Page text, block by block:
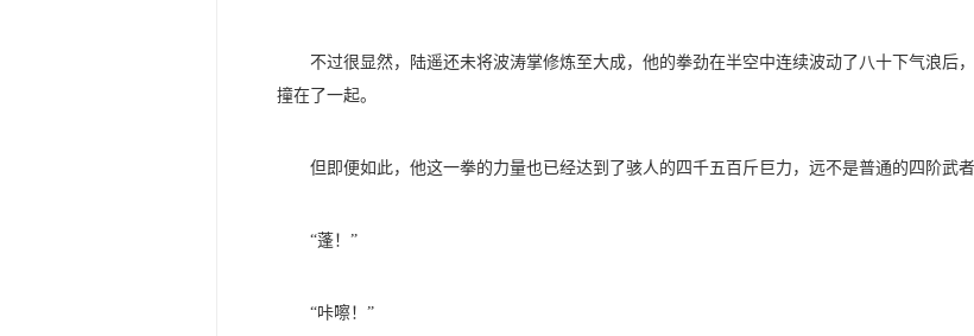
不过很显然，陆遥还未将波涛掌修炼至大成，他的拳劲在半空中连续波动了八十下气浪后
撞在了一起。
但即便如此，他这一拳的力量也已经达到了骇人的四千五百斤巨力，远不是普通的四阶武者
“蓬！”
“咔嚓！”